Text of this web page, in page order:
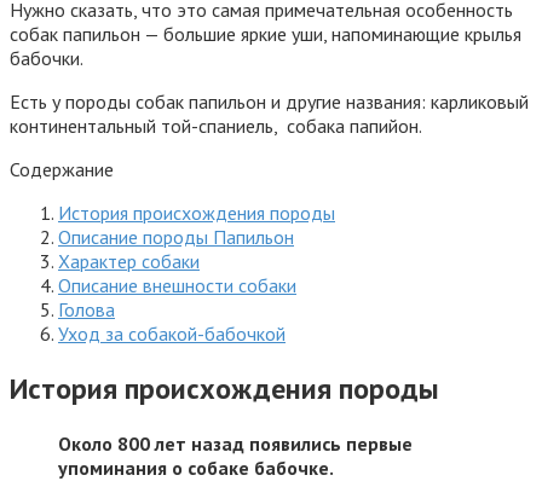
Нужно сказать, что это самая примечательная особенность
собак папильон — большие яркие уши, напоминающие крылья
бабочки.
Есть у породы собак папильон и другие названия: карликовый
континентальный той-спаниель, собака папийон.
Содержание
История происхождения породы
Описание породы Папильон
Характер собаки
Описание внешности собаки
Голова
Уход за собакой-бабочкой
История происхождения породы
Около 800 лет назад появились первые
упоминания о собаке бабочке.